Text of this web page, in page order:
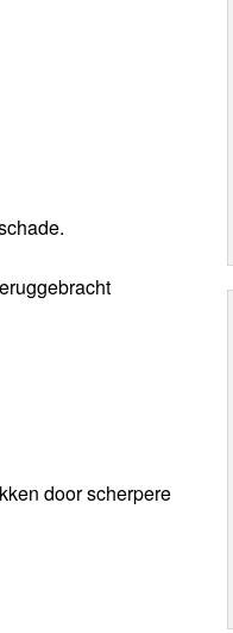
door scherpere